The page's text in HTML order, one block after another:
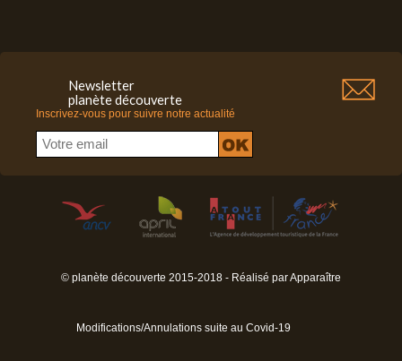
Newsletter
planète découverte
Inscrivez-vous pour suivre notre actualité
© planète découverte 2015-2018 - Réalisé parApparaître
Modifications/Annulations suite au Covid-19